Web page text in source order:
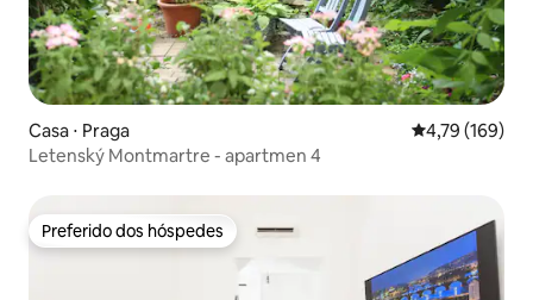
Casa ⋅ Praga 4,79 de uma
4,79 (169)
Letenský Montmartre - apartmen 4
Preferido dos hóspedes
Preferido dos hóspedes